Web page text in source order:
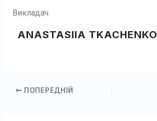
Викладач
ANASTASIIA TKACHENKO
ПОПЕРЕДНІЙ